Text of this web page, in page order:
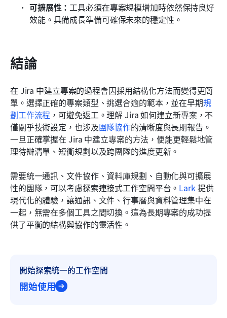
可擴展性： 工具必須在專案規模增加時依然保持良好
效能。具備成長準備可確保未來的穩定性。
結論
在 Jira 中建立專案的過程會因採用結構化方法而變得更簡
單。選擇正確的專案類型、挑選合適的範本，並在早期規
劃工作流程 ，可避免返工。理解 Jira 如何建立新專案，不
僅關乎技術設定，也涉及團隊協作的清晰度與長期報告。
一旦正確掌握在 Jira 中建立專案的方法，便能更輕鬆地管
理待辦清單、短衝規劃以及跨團隊的進度更新。
需要統一通訊、文件協作、資料庫規劃、自動化與可擴展
性的團隊，可以考慮探索連接式工作空間平台。 Lark 提供
現代化的體驗，讓通訊、文件、行事曆與資料管理集中在
一起，無需在多個工具之間切換。這為長期專案的成功提
供了平衡的結構與協作的靈活性。
開始探索統一的工作空間
開始使用